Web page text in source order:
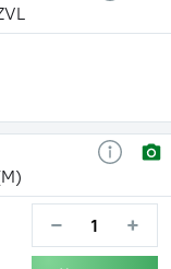
− +